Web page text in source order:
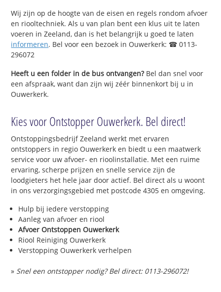
Wij zijn op de hoogte van de eisen en regels rondom afvoer
en riooltechniek. Als u van plan bent een klus uit te laten
voeren in Zeeland, dan is het belangrijk u goed te laten
informeren. Bel voor een bezoek in Ouwerkerk: ☎ 0113-
296072
Heeft u een folder in de bus ontvangen?Bel dan snel voor
een afspraak, want dan zijn wij zéér binnenkort bij u in
Ouwerkerk.
Kies voor Ontstopper Ouwerkerk. Bel direct!
Ontstoppingsbedrijf Zeeland werkt met ervaren
ontstoppers in regio Ouwerkerk en biedt u een maatwerk
service voor uw afvoer- en rioolinstallatie. Met een ruime
ervaring, scherpe prijzen en snelle service zijn de
loodgieters het hele jaar door actief. Bel direct als u woont
in ons verzorgingsgebied met postcode 4305 en omgeving.
Hulp bij iedere verstopping
Aanleg van afvoer en riool
Afvoer Ontstoppen Ouwerkerk
Riool Reiniging Ouwerkerk
Verstopping Ouwerkerk verhelpen
» Snel een ontstopper nodig? Bel direct: 0113-296072!